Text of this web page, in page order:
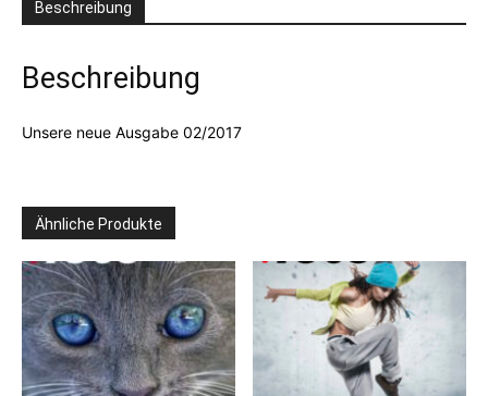
Beschreibung
Beschreibung
Unsere neue Ausgabe 02/2017
Ähnliche Produkte